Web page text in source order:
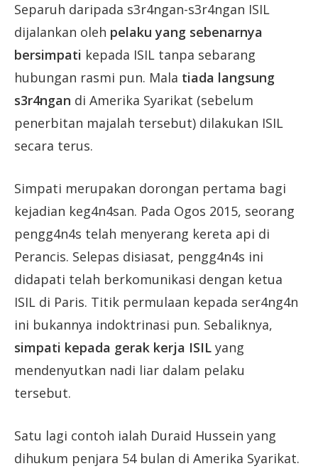
Separuh daripada s3r4ngan-s3r4ngan ISIL
dijalankan oleh pelaku yang sebenarnya
bersimpati kepada ISIL tanpa sebarang
hubungan rasmi pun. Mala tiada langsung
s3r4ngan di Amerika Syarikat (sebelum
penerbitan majalah tersebut) dilakukan ISIL
secara terus.
Simpati merupakan dorongan pertama bagi
kejadian keg4n4san. Pada Ogos 2015, seorang
pengg4n4s telah menyerang kereta api di
Perancis. Selepas disiasat, pengg4n4s ini
didapati telah berkomunikasi dengan ketua
ISIL di Paris. Titik permulaan kepada ser4ng4n
ini bukannya indoktrinasi pun. Sebaliknya,
simpati kepada gerak kerja ISIL yang
mendenyutkan nadi liar dalam pelaku
tersebut.
Satu lagi contoh ialah Duraid Hussein yang
dihukum penjara 54 bulan di Amerika Syarikat.